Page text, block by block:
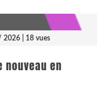
2026 | 18 vues
nouveau en